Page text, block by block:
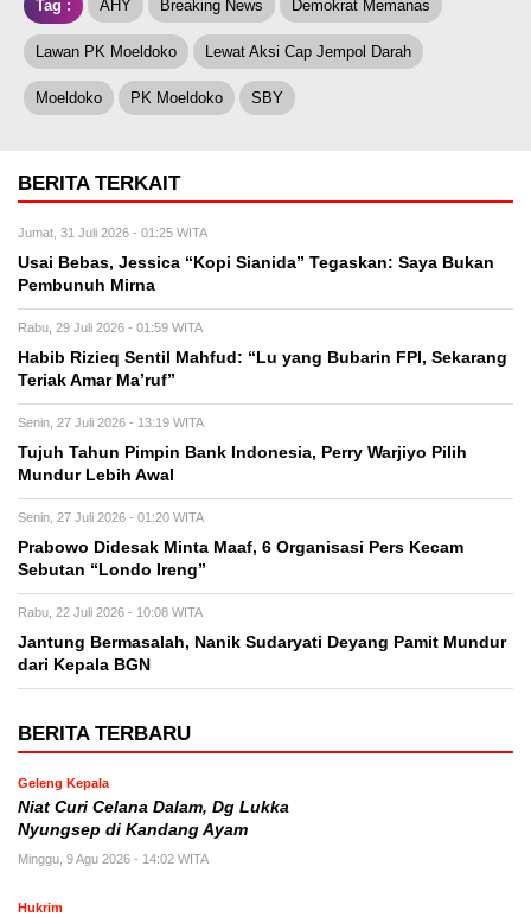
Tag : AHY Breaking News Demokrat Memanas
Lawan PK Moeldoko Lewat Aksi Cap Jempol Darah
Moeldoko PK Moeldoko SBY
BERITA TERKAIT
Jumat, 31 Juli 2026 - 01:25 WITA
Usai Bebas, Jessica “Kopi Sianida” Tegaskan: Saya Bukan
Pembunuh Mirna
Rabu, 29 Juli 2026 - 01:59 WITA
Habib Rizieq Sentil Mahfud: “Lu yang Bubarin FPI, Sekarang
Teriak Amar Ma’ruf”
Senin, 27 Juli 2026 - 13:19 WITA
Tujuh Tahun Pimpin Bank Indonesia, Perry Warjiyo Pilih
Mundur Lebih Awal
Senin, 27 Juli 2026 - 01:20 WITA
Prabowo Didesak Minta Maaf, 6 Organisasi Pers Kecam
Sebutan “Londo Ireng”
Rabu, 22 Juli 2026 - 10:08 WITA
Jantung Bermasalah, Nanik Sudaryati Deyang Pamit Mundur
dari Kepala BGN
BERITA TERBARU
Geleng Kepala
Niat Curi Celana Dalam, Dg Lukka
Nyungsep di Kandang Ayam
Minggu, 9 Agu 2026 - 14:02 WITA
Hukrim